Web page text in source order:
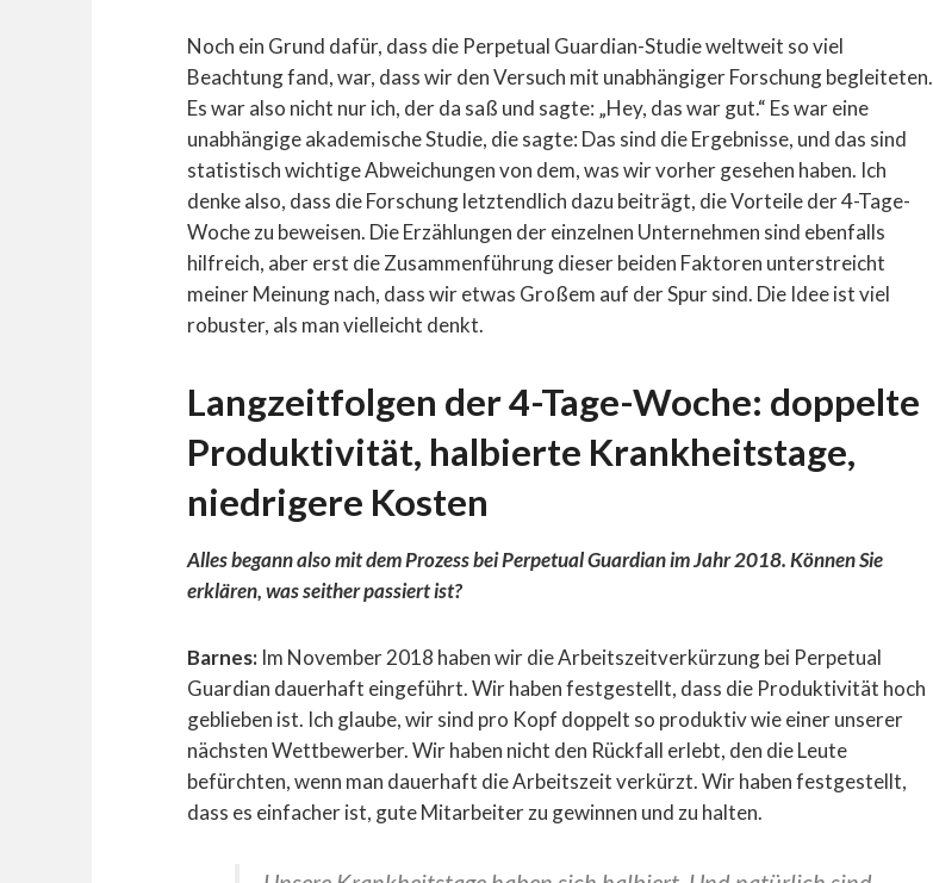
Noch ein Grund dafür, dass die Perpetual Guardian-Studie weltweit so viel
Beachtung fand, war, dass wir den Versuch mit unabhängiger Forschung begleiteten.
Es war also nicht nur ich, der da saß und sagte: „Hey, das war gut.“ Es war eine
unabhängige akademische Studie, die sagte: Das sind die Ergebnisse, und das sind
statistisch wichtige Abweichungen von dem, was wir vorher gesehen haben. Ich
denke also, dass die Forschung letztendlich dazu beiträgt, die Vorteile der 4-Tage-
Woche zu beweisen. Die Erzählungen der einzelnen Unternehmen sind ebenfalls
hilfreich, aber erst die Zusammenführung dieser beiden Faktoren unterstreicht
meiner Meinung nach, dass wir etwas Großem auf der Spur sind. Die Idee ist viel
robuster, als man vielleicht denkt.
Langzeitfolgen der 4-Tage-Woche: doppelte
Produktivität, halbierte Krankheitstage,
niedrigere Kosten
Alles begann also mit dem Prozess bei Perpetual Guardian im Jahr 2018. Können Sie
erklären, was seither passiert ist?
Barnes: Im November 2018 haben wir die Arbeitszeitverkürzung bei Perpetual
Guardian dauerhaft eingeführt. Wir haben festgestellt, dass die Produktivität hoch
geblieben ist. Ich glaube, wir sind pro Kopf doppelt so produktiv wie einer unserer
nächsten Wettbewerber. Wir haben nicht den Rückfall erlebt, den die Leute
befürchten, wenn man dauerhaft die Arbeitszeit verkürzt. Wir haben festgestellt,
dass es einfacher ist, gute Mitarbeiter zu gewinnen und zu halten.